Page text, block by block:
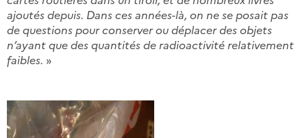
ajoutés depuis. Dans ces années-là, on ne se posait pas
de questions pour conserver ou déplacer des objets
n’ayant que des quantités de radioactivité relativement
faibles. »